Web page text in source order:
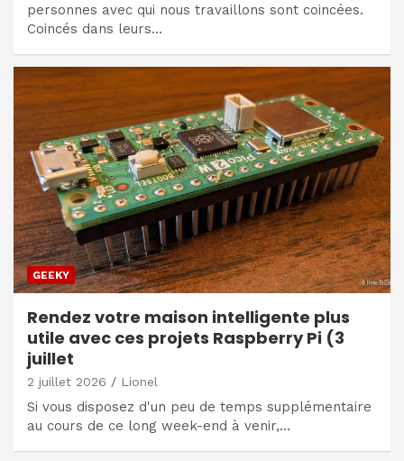
personnes avec qui nous travaillons sont coincées.
Coincés dans leurs…
GEEKY
Rendez votre maison intelligente plus
utile avec ces projets Raspberry Pi (3
juillet
2 juillet 2026 Lionel
Si vous disposez d'un peu de temps supplémentaire
au cours de ce long week-end à venir,…